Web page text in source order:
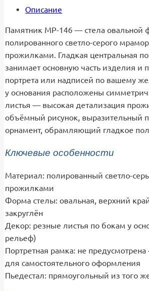
Описание
Памятник МР-146 — стела овальной
полированного светло-серого
прожилками. Гладкая центральная
занимает основную часть изделия и
портрета или надписей по вашему
у основания расположены
листья — высокая детализация
объёмный рисунок, выразительный
орнамент, обрамляющий гладкое
Ключевые особенности
Материал: полированный светло-
прожилками
Форма стелы: овальная, верхний
закруглён
Декор: резные листья по бокам у
рельеф)
Портретная рамка: не
для самостоятельного оформления
Пьедестал: прямоугольный из того